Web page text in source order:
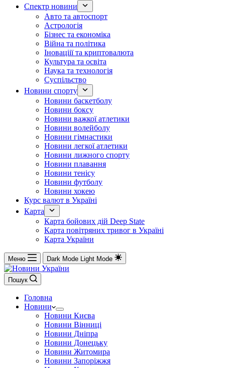
Спектр новини
Авто та автоспорт
Астрологія
Бізнес та економіка
Війна та політика
Іноваціії та криптовалюта
Культура та освіта
Наука та технологія
Суспільство
Новини спорту
Новини баскетболу
Новини боксу
Новини важкої атлетики
Новини волейболу
Новини гімнастики
Новини легкої атлетики
Новини лижного спорту
Новини плавання
Новини тенісу
Новини футболу
Новини хокею
Курс валют в Україні
Карта
Карта бойових дій Deep State
Карта повітряних тривог в Україні
Карта України
Меню Dark Mode Light Mode
Пошук
Головна
Новини
Новини Києва
Новини Вінниці
Новини Дніпра
Новини Донецьку
Новини Житомира
Новини Запоріжжя